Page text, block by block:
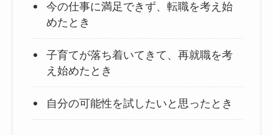
今の仕事に満足できず、転職を考え始
めたとき
子育てが落ち着いてきて、再就職を考
え始めたとき
自分の可能性を試したいと思ったとき